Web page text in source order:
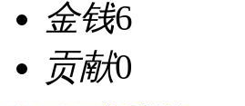
金钱6
贡献0